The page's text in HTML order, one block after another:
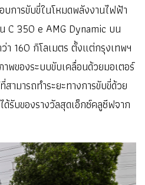
บการขับขี่ในโหมดพลังงานไฟฟ้า
C 350 e AMG Dynamic บน
า 160 กิโลเมตร ตั้งแต่กรุงเทพฯ
พของระบบขับเคลื่อนด้วยมอเตอร์
ามารถทำระยะทางการขับขี่ด้วย
รับของรางวัลสุดเอ็กซ์คลูซีฟจาก